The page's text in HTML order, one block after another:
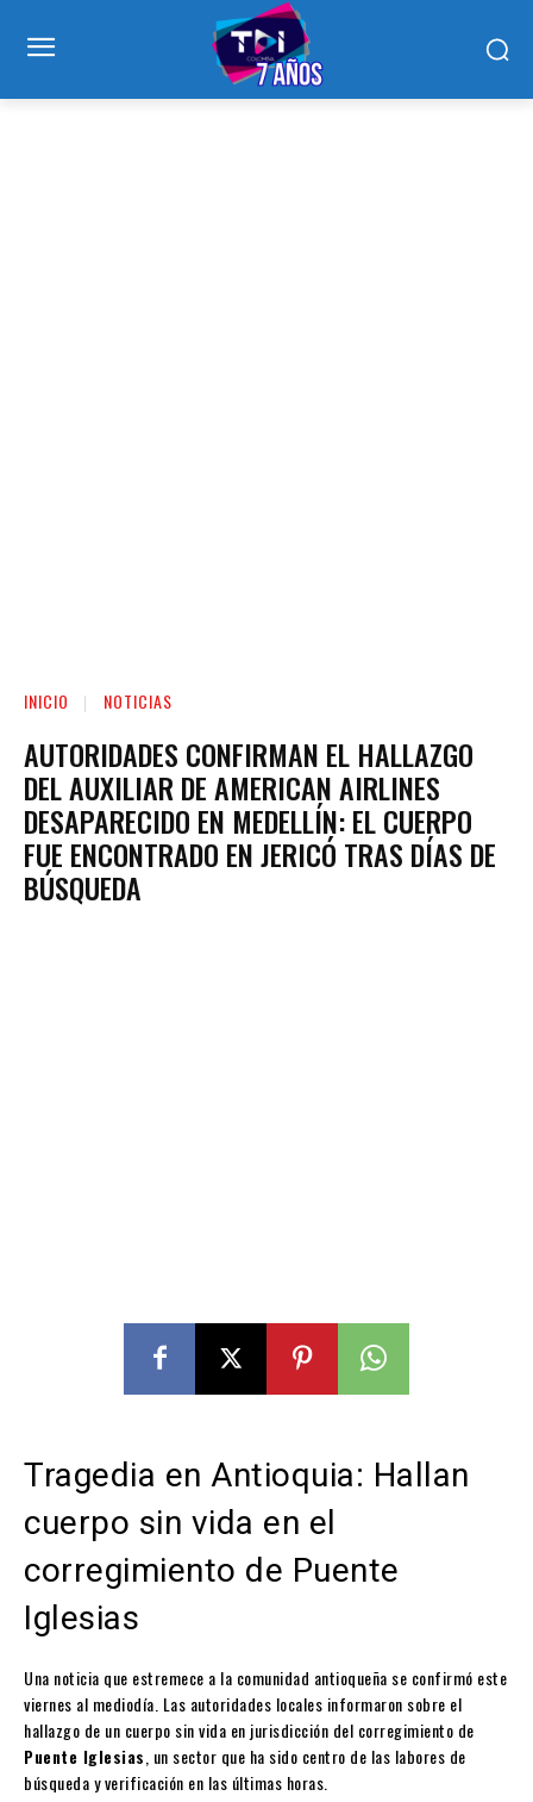
INICIO NOTICIAS
AUTORIDADES CONFIRMAN EL HALLAZGO
DEL AUXILIAR DE AMERICAN AIRLINES
DESAPARECIDO EN MEDELLÍN: EL CUERPO
FUE ENCONTRADO EN JERICÓ TRAS DÍAS DE
BÚSQUEDA
Tragedia en Antioquia: Hallan
cuerpo sin vida en el
corregimiento de Puente
Iglesias
Una noticia que estremece a la comunidad antioqueña se confirmó este
viernes al mediodía. Las autoridades locales informaron sobre el
hallazgo de un cuerpo sin vida en jurisdicción del corregimiento de
Puente Iglesias , un sector que ha sido centro de las labores de
búsqueda y verificación en las últimas horas.